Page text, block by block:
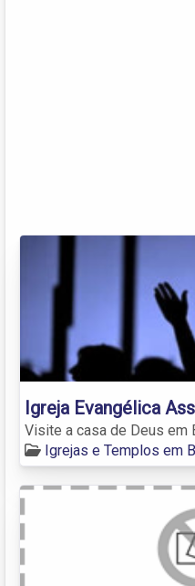
Igreja Evangélica
Visite a casa de Deus em
Igrejas e Templos em